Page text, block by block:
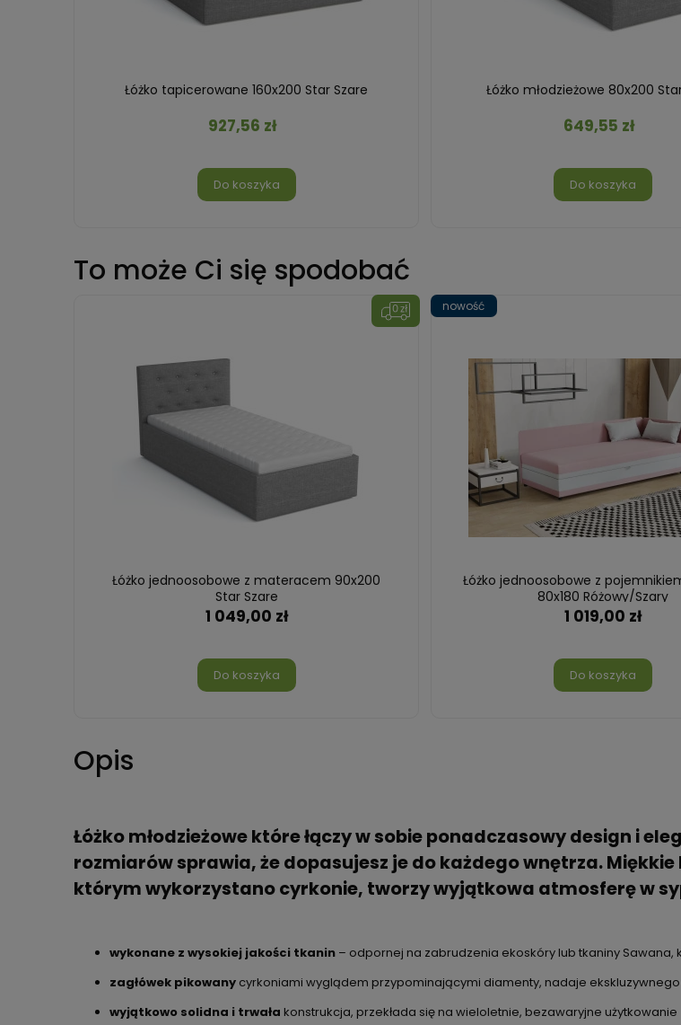
Łóżko tapicerowane 160x200 Star Szare
927,56 zł
Do koszyka
Łóżko młodzieżowe 80x200
649,55 zł
Do koszyka
To może Ci się spodobać
Łóżko jednoosobowe z materacem 90x200
Star Szare
1 049,00 zł
Do koszyka
Łóżko jednoosobowe z
80x180 Różowy/Szary
1 019,00 zł
Do koszyka
nowość
Opis
Łóżko młodzieżowe które łączy w sobie ponadczasowy design i
rozmiarów sprawia, że dopasujesz je do każdego wnętrza.
którym wykorzystano cyrkonie, tworzy wyjątkowa atmosferę w
wykonane z wysokiej jakości tkanin – odpornej na zabrudzenia ekoskóry lub tkaniny Sawana,
zagłówek pikowany cyrkoniami wyglądem przypominającymi diamenty, nadaje
wyjątkowo solidna i trwała konstrukcja, przekłada się na wieloletnie, bezawaryjne użytkowanie